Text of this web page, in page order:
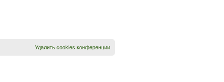
Удалить cookies конференции